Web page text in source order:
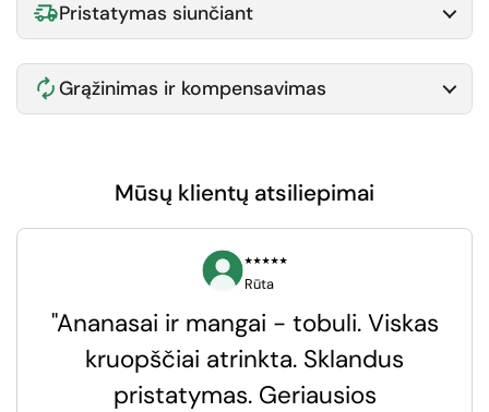
Pristatymas siunčiant
Grąžinimas ir kompensavimas
Mūsų klientų atsiliepimai
⭑⭑⭑⭑⭑
Rūta
"Ananasai ir mangai - tobuli. Viskas
kruopščiai atrinkta. Sklandus
pristatymas. Geriausios